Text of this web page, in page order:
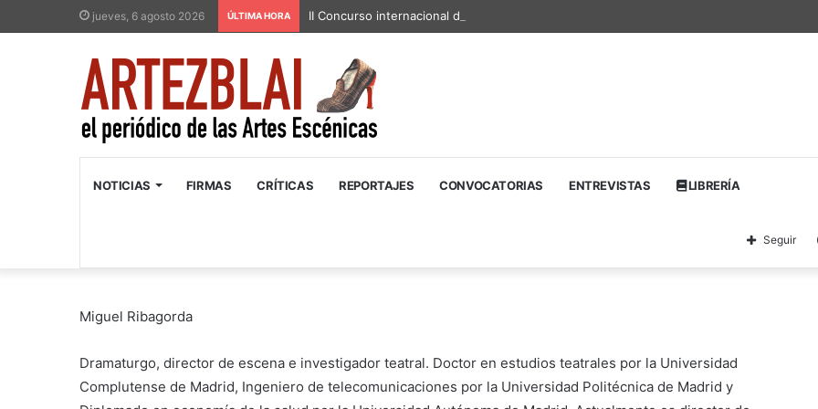
jueves, 6 agosto 2026 ÚLTIMA HORA II Concurso internacional de textos teatrales
NOTICIAS FIRMAS CRÍTICAS REPORTAJES CONVOCATORIAS ENTREVISTAS LIBRERÍA
Seguir
Miguel Ribagorda
Dramaturgo, director de escena e investigador teatral. Doctor en estudios teatrales por la Universidad
Complutense de Madrid, Ingeniero de telecomunicaciones por la Universidad Politécnica de Madrid y